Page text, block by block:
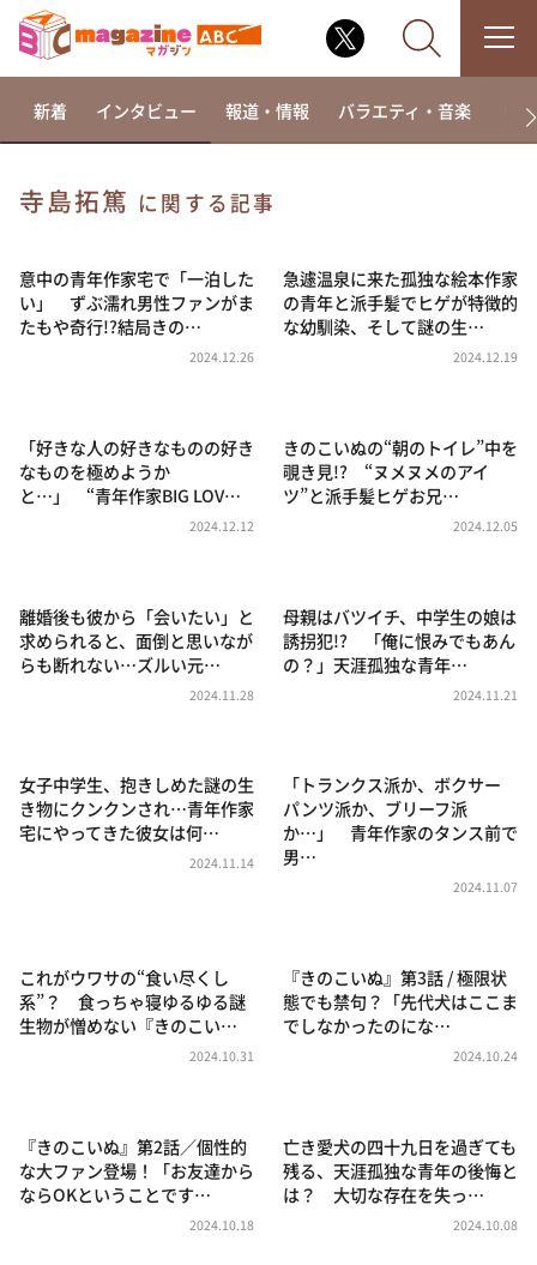
相席食堂
これ余談なんですけど・・・
～人生密着トークバラエティ！～ やすとものいたっ
news おかえり
河合＆A.B.C-Z塚田×福井アナ「なんでやねん！？」
（news おかえり）
朝だ！生です旅サラダ
教えて！ニュースライブ 正義のミカタ
ポツンと一軒家
ザキ山小屋本館
新着 インタビュー 報道・情報 バラエティ・音楽 ド
寺島拓篤 に関する記事
意中の青年作家宅で「一泊した
い」 ずぶ濡れ男性ファンがま
たもや奇行!?結局きの…
2024.12.26
急遽温泉に来た孤独な絵本作家
の青年と派手髪でヒゲが特徴的
な幼馴染、そして謎の生…
2024.12.19
「好きな人の好きなものの好き
なものを極めようか
と…」 “青年作家BIG LOV…
2024.12.12
きのこいぬの“朝のトイレ”中を
覗き見!? “ヌメヌメのアイ
ツ”と派手髪ヒゲお兄…
2024.12.05
離婚後も彼から「会いたい」と
求められると、面倒と思いなが
らも断れない…ズルい元…
2024.11.28
母親はバツイチ、中学生の娘は
誘拐犯!? 「俺に恨みでもあん
の？」天涯孤独な青年…
2024.11.21
女子中学生、抱きしめた謎の生
き物にクンクンされ…青年作家
宅にやってきた彼女は何…
2024.11.14
「トランクス派か、ボクサー
パンツ派か、ブリーフ派
か…」 青年作家のタンス前で
男…
2024.11.07
これがウワサの“食い尽くし
系”？ 食っちゃ寝ゆるゆる謎
生物が憎めない『きのこい…
2024.10.31
『きのこいぬ』第3話 / 極限状
態でも禁句？「先代犬はここま
でしなかったのにな…
2024.10.24
『きのこいぬ』第2話／個性的
な大ファン登場！「お友達から
ならOKということです…
2024.10.18
亡き愛犬の四十九日を過ぎても
残る、天涯孤独な青年の後悔と
は？ 大切な存在を失っ…
2024.10.08